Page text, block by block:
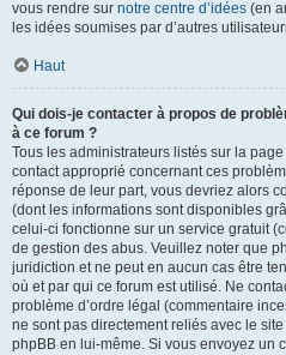
vous rendre sur notre centre d’idées (en
les idées soumises par d’autres
Haut
Qui dois-je contacter à propos de
à ce forum ?
Tous les administrateurs listés sur la
contact approprié concernant ces
réponse de leur part, vous devriez alors
(dont les informations sont disponibles
celui-ci fonctionne sur un service gratuit
de gestion des abus. Veuillez noter que
juridiction et ne peut en aucun cas être
où et par qui ce forum est utilisé. Ne
problème d’ordre légal (commentaire
ne sont pas directement reliés avec le
phpBB en lui-même. Si vous envoyez un